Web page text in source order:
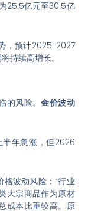
25.5亿元至30.5亿
，预计2025-2027
持续高增长。
的风险。金价波动
年急涨，但2026
波动风险：“行业
大宗商品作为原材
成本比重较高。原